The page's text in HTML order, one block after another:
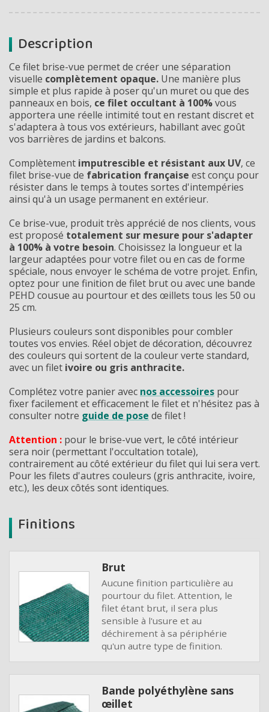
Description
Ce filet brise-vue permet de créer une séparation
visuelle complètement opaque. Une manière plus
simple et plus rapide à poser qu'un muret ou que des
panneaux en bois, ce filet occultant à 100%vous
apportera une réelle intimité tout en restant discret et
s'adaptera à tous vos extérieurs, habillant avec goût
vos barrières de jardins et balcons.
Complètement imputrescible et résistant aux UV, ce
filet brise-vue de fabrication française est conçu pour
résister dans le temps à toutes sortes d'intempéries
ainsi qu'à un usage permanent en extérieur.
Ce brise-vue, produit très apprécié de nos clients, vous
est proposé totalement sur mesure pour s'adapter
à 100% à votre besoin. Choisissez la longueur et la
largeur adaptées pour votre filet ou en cas de forme
spéciale, nous envoyer le schéma de votre projet. Enfin,
optez pour une finition de filet brut ou avec une bande
PEHD cousue au pourtour et des œillets tous les 50 ou
25 cm.
Plusieurs couleurs sont disponibles pour combler
toutes vos envies. Réel objet de décoration, découvrez
des couleurs qui sortent de la couleur verte standard,
avec un filet ivoire ou gris anthracite.
Complétez votre panier avec nos accessoires pour
fixer facilement et efficacement le filet et n'hésitez pas à
consulter notre guide de pose de filet !
Attention : pour le brise-vue vert, le côté intérieur
sera noir (permettant l'occultation totale),
contrairement au côté extérieur du filet qui lui sera vert.
Pour les filets d'autres couleurs (gris anthracite, ivoire,
etc.), les deux côtés sont identiques.
Finitions
Brut
Aucune finition particulière au
pourtour du filet. Attention, le
filet étant brut, il sera plus
sensible à l'usure et au
déchirement à sa périphérie
qu'un autre type de finition.
Bande polyéthylène sans
œillet